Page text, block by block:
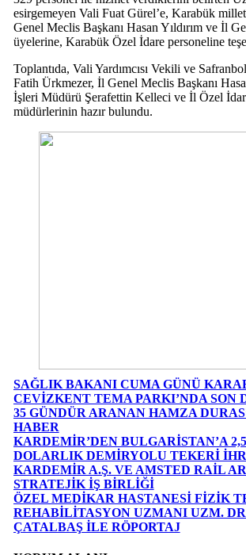
esirgemeyen Vali Fuat Gürel’e, Karabük
Genel Meclis Başkanı Hasan Yıldırım ve İl
üyelerine, Karabük Özel İdare personeline
Toplantıda, Vali Yardımcısı Vekili ve
Fatih Ürkmezer, İl Genel Meclis Başkanı
İşleri Müdürü Şerafettin Kelleci ve İl Özel
müdürlerinin hazır bulundu.
SAĞLIK BAKANI CUMA GÜNÜ
CEVİZKENT TEMA PARKI’NDA SON
35 GÜNDÜR ARANAN HAMZA
HABER
KARDEMİR’DEN BULGARİSTAN’A
DOLARLIK DEMİRYOLU TEKERİ
KARDEMİR A.Ş. VE AMSTED RAİL
STRATEJİK İŞ BİRLİĞİ
ÖZEL MEDİKAR HASTANESİ FİZİK
REHABİLİTASYON UZMANI UZM.
ÇATALBAŞ İLE RÖPORTAJ